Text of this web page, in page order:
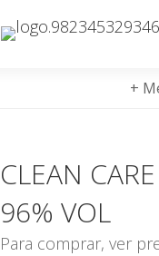
+
CLEAN
96% VOL
Para comprar, ver